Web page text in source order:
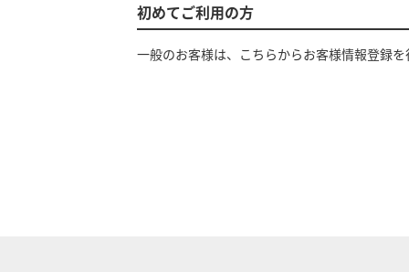
初めてご利用の方
一般のお客様は、こちらからお客様情報登録